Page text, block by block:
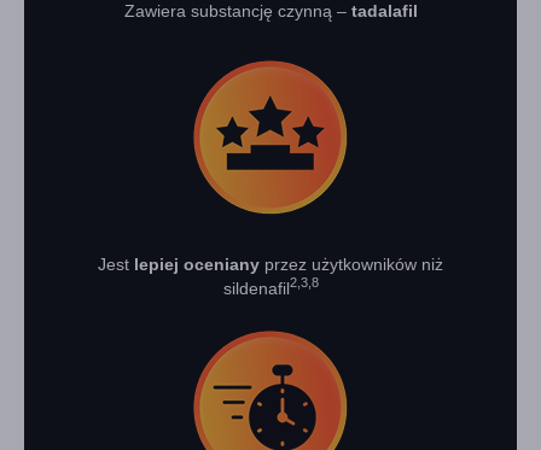
Zawiera substancję czynną – tadalafil
Jest lepiej oceniany przez użytkowników niż
sildenafil2,3,8